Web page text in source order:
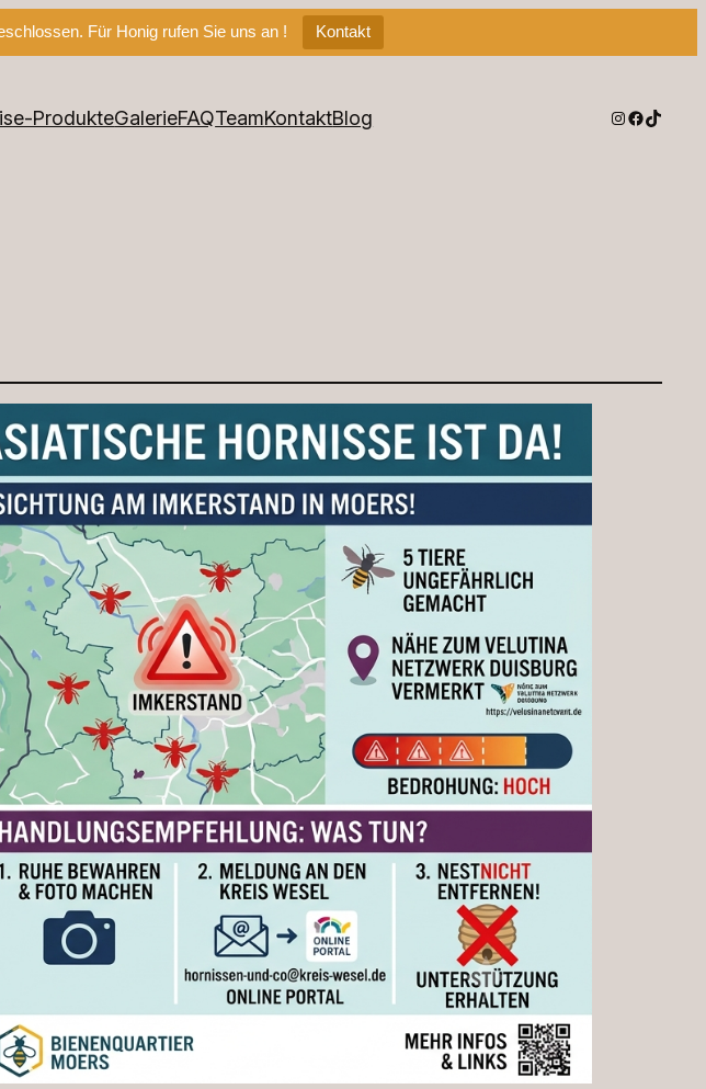
Für Honig rufen Sie uns an ! Kontakt
ProdukteGalerieFAQTeamKontaktBlog Instagram
TikTok